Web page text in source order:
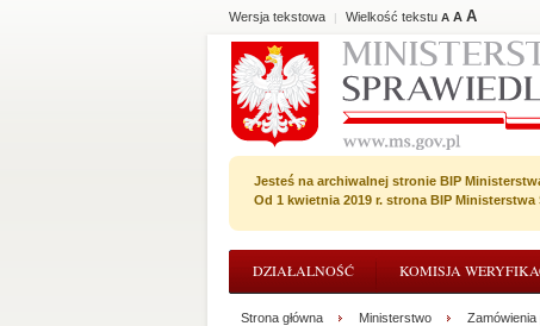
Wersja tekstowa | Wielkość tekstu A A A
Jesteś na archiwalnej stronie BIP
Od 1 kwietnia 2019 r. strona BIP
DZIAŁALNOŚĆ KOMISJA
Strona główna Ministerstwo Zamówienia